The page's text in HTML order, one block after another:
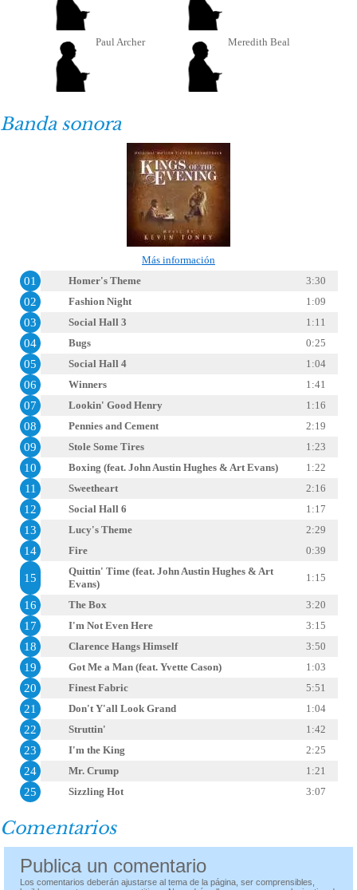
Paul Archer Meredith Beal
Banda sonora
Más información
01 Homer's Theme 3:30
02 Fashion Night 1:09
03 Social Hall 3 1:11
04 Bugs 0:25
05 Social Hall 4 1:04
06 Winners 1:41
07 Lookin' Good Henry 1:16
08 Pennies and Cement 2:19
09 Stole Some Tires 1:23
10 Boxing (feat. John Austin Hughes & Art Evans) 1:22
11 Sweetheart 2:16
12 Social Hall 6 1:17
13 Lucy's Theme 2:29
14 Fire 0:39
15
Quittin' Time (feat. John Austin Hughes & Art
Evans)
1:15
16 The Box 3:20
17 I'm Not Even Here 3:15
18 Clarence Hangs Himself 3:50
19 Got Me a Man (feat. Yvette Cason) 1:03
20 Finest Fabric 5:51
21 Don't Y'all Look Grand 1:04
22 Struttin' 1:42
23 I'm the King 2:25
24 Mr. Crump 1:21
25 Sizzling Hot 3:07
Comentarios
Publica un comentario
Los comentarios deberán ajustarse al tema de la página, ser comprensibles,